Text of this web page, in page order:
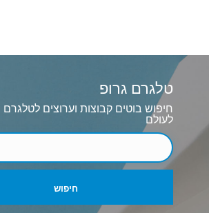
טלגרם גרופ
חיפוש בוטים קבוצות וערוצים לטלגרם
לעולם